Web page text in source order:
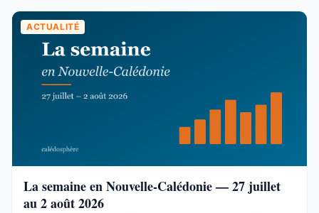
ACTUALITÉ
La semaine en Nouvelle-Calédonie — 27 juillet
au 2 août 2026